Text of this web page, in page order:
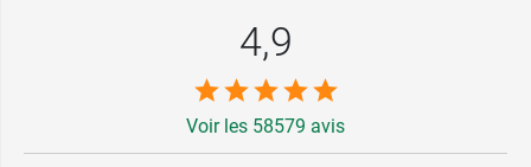
4,9
Voir les 58579 avis